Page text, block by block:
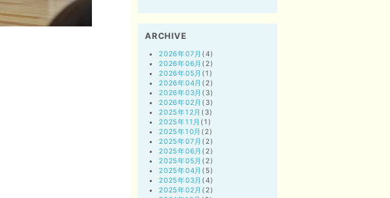
ARCHIVE
2026年07月 (4)
2026年06月 (2)
2026年05月 (1)
2026年04月 (2)
2026年03月 (3)
2026年02月 (3)
2025年12月 (3)
2025年11月 (1)
2025年10月 (2)
2025年07月 (2)
2025年06月 (2)
2025年05月 (2)
2025年04月 (5)
2025年03月 (4)
2025年02月 (2)